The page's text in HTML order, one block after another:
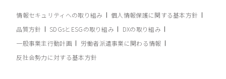
情報セキュリティへの取り組み
個人情報保護に関する基本方針
品質方針
SDGsとESGの取り組み
DXの取り組み
一般事業主行動計画
労働者派遣事業に関わる情報
反社会勢力に対する基本方針